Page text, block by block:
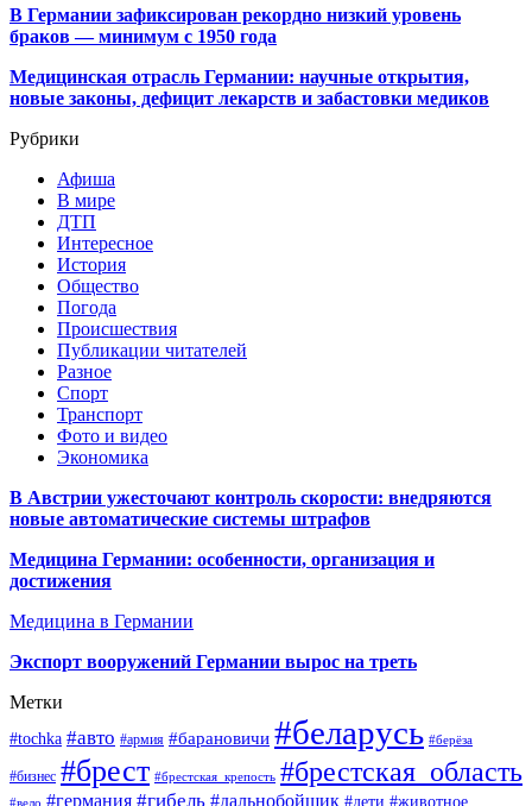
В Германии зафиксирован рекордно низкий уровень
браков — минимум с 1950 года
Медицинская отрасль Германии: научные открытия,
новые законы, дефицит лекарств и забастовки медиков
Рубрики
Афиша
В мире
ДТП
Интересное
История
Общество
Погода
Происшествия
Публикации читателей
Разное
Спорт
Транспорт
Фото и видео
Экономика
В Австрии ужесточают контроль скорости: внедряются
новые автоматические системы штрафов
Медицина Германии: особенности, организация и
достижения
Медицина в Германии
Экспорт вооружений Германии вырос на треть
Метки
#tochka #авто #армия #барановичи #беларусь #берёза
#бизнес #брест #брестская_крепость #брестская_область
#вело #германия #гибель #дальнобойщик #дети #животное